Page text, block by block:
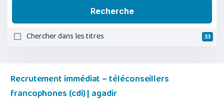
Recherche
Chercher dans les titres 33
Recrutement immédiat – téléconseillers
francophones (cdi) | agadir